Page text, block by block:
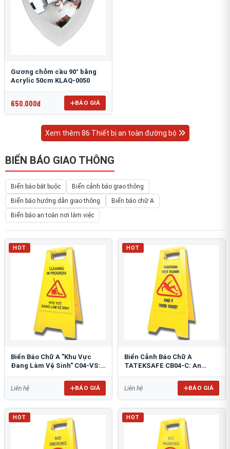
Gương chỏm cầu 90° bằng
Acrylic 50cm KLAQ-0050
650.000đ BÁO GIÁ
Xem thêm 86 Thiết bị an toàn đường bộ
BIỂN BÁO GIAO THÔNG
Biển báo bắt buộc
Biển cảnh báo giao thông
Biển báo hướng dẫn giao thông
Biển báo chữ A
Biển báo an toàn nơi làm việc
HOT
Biển Báo Chữ A "Khu Vực
Đang Làm Vệ Sinh" C04-VS:
Liên hệ BÁO GIÁ
HOT
Biển Cảnh Báo Chữ A
TATEKSAFE CB04-C: An
Liên hệ BÁO GIÁ
HOT HOT